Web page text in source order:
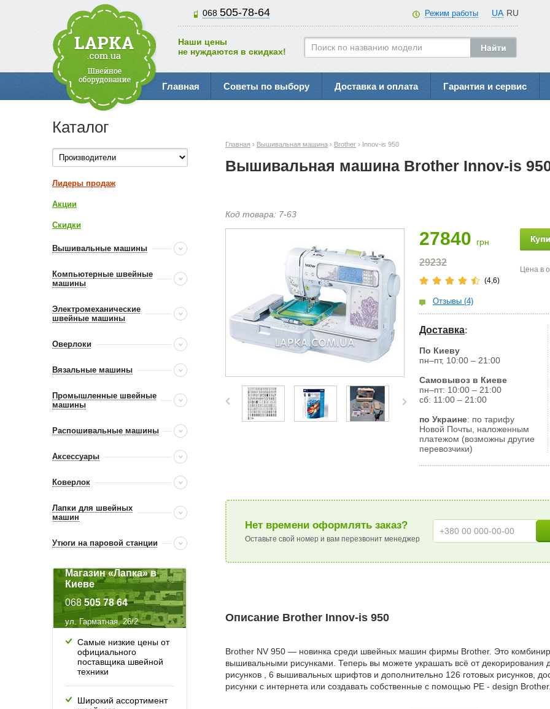
068 505-78-64 UA RU
Режим работы
Наши цены
не нуждаются в скидках!
Главная Советы по выбору Доставка и оплата Гарантия и сервис
Главная › Вышивальная машина › Brother › Innov-is 950
Вышивальная машина Brother Innov-is
Код товара: 7-63
27840 грн
29232
(4,6)
Отзывы (4)
Цена в
Доставка:
По Киеву
пн–пт, 10:00 – 21:00
Самовывоз в Киеве
пн–пт: 10:00 – 21:00
сб: 11:00 – 21:00
по Украине: по тарифу
Новой Почты, наложенным
платежом (возможны другие
перевозчики)
Нет времени оформлять заказ?
Оставьте свой номер и вам перезвонит менеджер
Описание Brother Innov-is 950
Brother NV 950 — новинка среди швейных машин фирмы Brother. Это
вышивальными рисунками. Теперь вы можете украшать всё от
рисунков , 6 вышивальных шрифтов и дополнительно 126 готовых рисунков,
рисунки с интернета или создавать собственные с помощью РЕ - design
Каталог
Лидеры продаж
Акции
Скидки
Вышивальные машины
Компьютерные швейные
машины
Электромеханические
швейные машины
Оверлоки
Вязальные машины
Промышленные швейные
машины
Распошивальные машины
Аксессуары
Коверлок
Лапки для швейных
машин
Утюги на паровой станции
Магазин «Лапка» в
Киеве
068 505 78 64
ул. Гарматная, 26/2
Самые низкие цены от
официального
поставщика швейной
техники
Широкий ассортимент